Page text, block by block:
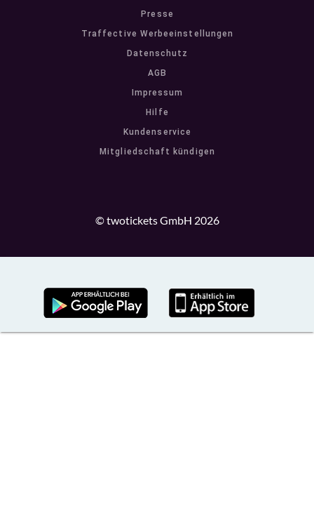
Presse
Traffective Werbeeinstellungen
Datenschutz
AGB
Impressum
Hilfe
Kundenservice
Mitgliedschaft kündigen
© twotickets GmbH 2026